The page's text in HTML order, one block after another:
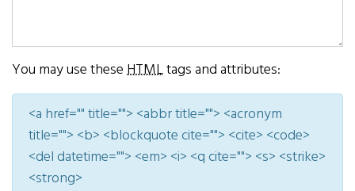
You may use theseHTMLtags and attributes:
<a href="" title=""> <abbr title=""> <acronym
title=""> <b> <blockquote cite=""> <cite> <code>
<del datetime=""> <em> <i> <q cite=""> <s> <strike>
<strong>